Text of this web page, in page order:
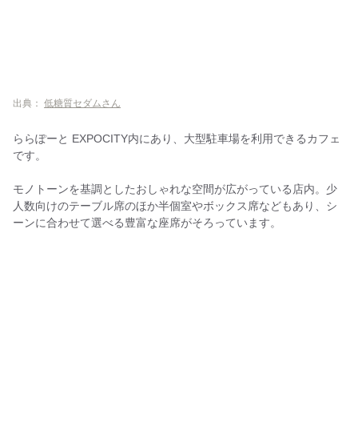
出典： 低糖質セダムさん
ららぽーと EXPOCITY内にあり、大型駐車場を利用できるカフェ
です。
モノトーンを基調としたおしゃれな空間が広がっている店内。少
人数向けのテーブル席のほか半個室やボックス席などもあり、シ
ーンに合わせて選べる豊富な座席がそろっています。